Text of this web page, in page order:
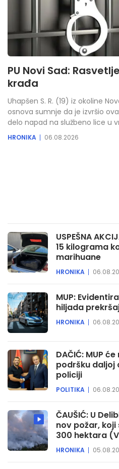
PU Novi Sad:
krađa
Uhapšen S. R. (19) iz okoline
osnova sumnje da je izvršio
delo napad na službeno lice u
HRONIKA 06.08.2026
USPEŠNA
15 kilograma
marihuane
HRONIKA
MUP:
hiljada
HRONIKA
DAČIĆ: MUP
podršku
policiji
POLITIKA
ČAUŠIĆ: U
nov požar,
300 hektara
HRONIKA